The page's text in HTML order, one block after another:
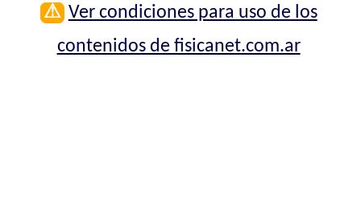
⚠ Ver condiciones para uso de los
contenidos de fisicanet.com.ar